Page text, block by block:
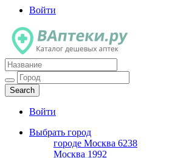
Войти
Каталог дешевых аптек
Войти
Выбрать город
городе Москва 6238
Москва 1992